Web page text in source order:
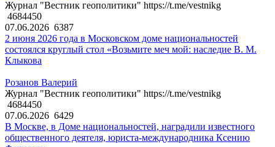
Журнал "Вестник геополитики" https://t.me/vestnikg
4684450
07.06.2026 6387
2 июня 2026 года в Московском доме национальностей
состоялся круглый стол «Возьмите меч мой: наследие В. М.
Клыкова
Розанов Валерий
Журнал "Вестник геополитики" https://t.me/vestnikg
4684450
07.06.2026 6429
В Москве, в Доме национальностей, наградили известного
общественного деятеля, юриста-международника Ксению